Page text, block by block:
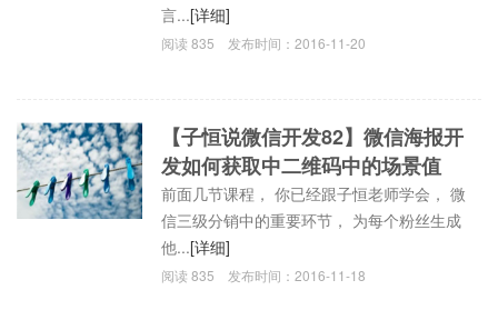
言...[详细]
阅读835 发布时间：2016-11-20
【子恒说微信开发82】微信海报开
发如何获取中二维码中的场景值
前面几节课程， 你已经跟子恒老师学会， 微
信三级分销中的重要环节， 为每个粉丝生成
他...[详细]
阅读835 发布时间：2016-11-18